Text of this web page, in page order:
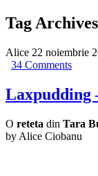
Tag
Alice 22 noiembrie
34 Comments
Laxpudding
O reteta din Tara
by Alice Ciobanu